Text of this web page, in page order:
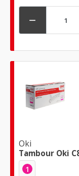

Oki
Tambour Oki
1